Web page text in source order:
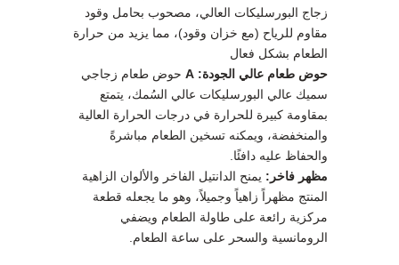
زجاج البورسليكات العالي، مصحوب بحامل وقود
مقاوم للرياح (مع خزان وقود)، مما يزيد من حرارة
الطعام بشكل فعال
حوض طعام عالي الجودة: A
حوض طعام زجاجي
سميك عالي البورسليكات عالي السُمك، يتمتع
بمقاومة كبيرة للحرارة في درجات الحرارة العالية
والمنخفضة، ويمكنه تسخين الطعام مباشرةً
والحفاظ عليه دافئًا.
مظهر فاخر: يمنح الدانتيل الفاخر والألوان الزاهية
المنتج مظهراً زاهياً وجميلاً، وهو ما يجعله قطعة
مركزية رائعة على طاولة الطعام ويضفي
الرومانسية والسحر على ساعة الطعام.